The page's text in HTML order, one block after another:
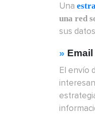
Una
una red
sus
»
El envío